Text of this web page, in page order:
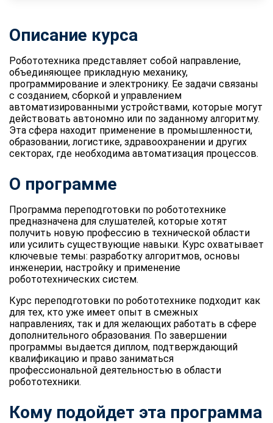
Описание курса
Робототехника представляет собой направление,
объединяющее прикладную механику,
программирование и электронику. Ее задачи связаны
с созданием, сборкой и управлением
автоматизированными устройствами, которые могут
действовать автономно или по заданному алгоритму.
Эта сфера находит применение в промышленности,
образовании, логистике, здравоохранении и других
секторах, где необходима автоматизация процессов.
О программе
Программа переподготовки по робототехнике
предназначена для слушателей, которые хотят
получить новую профессию в технической области
или усилить существующие навыки. Курс охватывает
ключевые темы: разработку алгоритмов, основы
инженерии, настройку и применение
робототехнических систем.
Курс переподготовки по робототехнике подходит как
для тех, кто уже имеет опыт в смежных
направлениях, так и для желающих работать в сфере
дополнительного образования. По завершении
программы выдается диплом, подтверждающий
квалификацию и право заниматься
профессиональной деятельностью в области
робототехники.
Кому подойдет эта программа